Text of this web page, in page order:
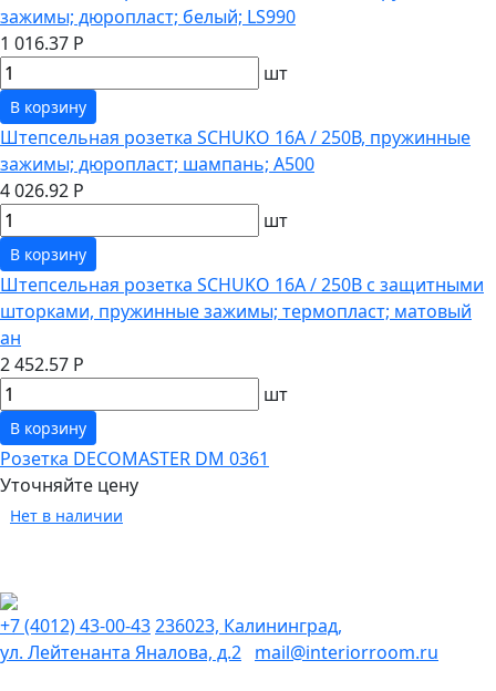
зажимы; дюропласт; белый; LS990
1 016.37 Р
шт
В корзину
Штепсельная розетка SCHUKO 16А / 250В, пружинные
зажимы; дюропласт; шампань; A500
4 026.92 Р
шт
В корзину
Штепсельная розетка SCHUKO 16А / 250В с защитными
шторками, пружинные зажимы; термопласт; матовый
ан
2 452.57 Р
шт
В корзину
Розетка DECOMASTER DM 0361
Уточняйте цену
Нет в наличии
+7 (4012) 43-00-43236023, Калининград,
ул. Лейтенанта Яналова, д.2 mail@interiorroom.ru